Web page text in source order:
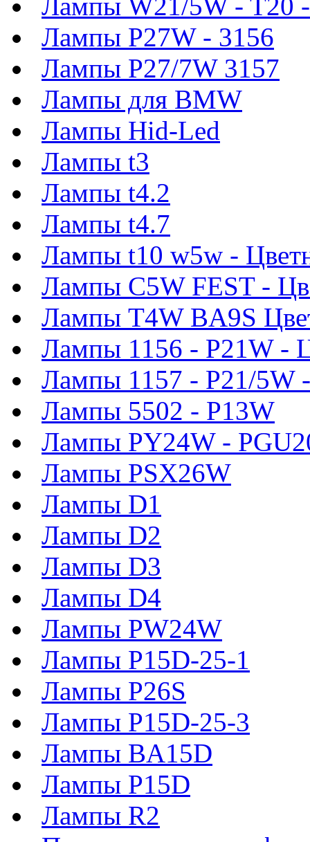
Лампы W21/5W - T20
Лампы P27W - 3156
Лампы P27/7W 3157
Лампы для BMW
Лампы Hid-Led
Лампы t3
Лампы t4.2
Лампы t4.7
Лампы t10 w5w -
Лампы C5W FEST -
Лампы T4W BA9S
Лампы 1156 - P21W -
Лампы 1157 - P21/5W
Лампы 5502 - P13W
Лампы PY24W -
Лампы PSX26W
Лампы D1
Лампы D2
Лампы D3
Лампы D4
Лампы PW24W
Лампы P15D-25-1
Лампы P26S
Лампы P15D-25-3
Лампы BA15D
Лампы P15D
Лампы R2